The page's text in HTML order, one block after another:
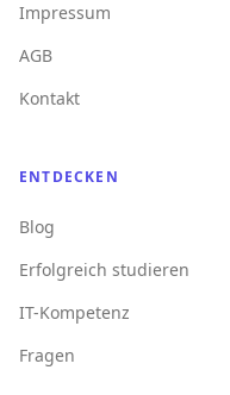
Impressum
AGB
Kontakt
ENTDECKEN
Blog
Erfolgreich studieren
IT-Kompetenz
Fragen